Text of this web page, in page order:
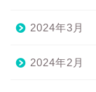
2024年3月
2024年2月